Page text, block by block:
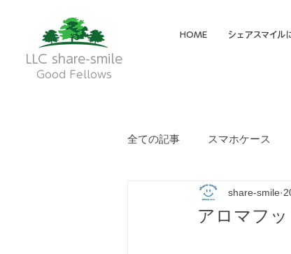
LLC share-smile
Good Fellows
HOME シェアスマイル
全ての記事 スマホケース
メイディア掲載・動画
アロマフッ
share-smile